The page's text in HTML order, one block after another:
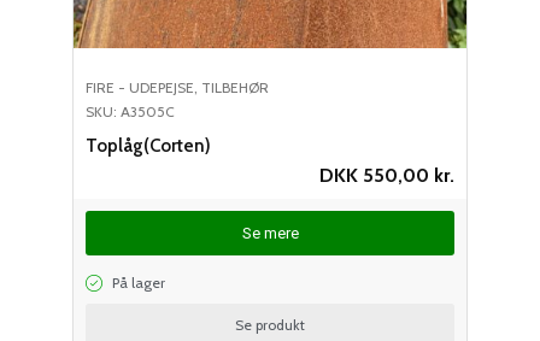
FIRE - UDEPEJSE, TILBEHØR
SKU: A3505C
Toplåg(Corten)
DKK 550,00 kr.
Se mere
På lager
Se produkt